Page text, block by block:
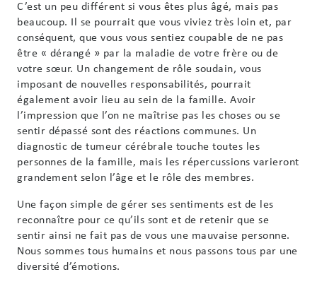
C’est un peu différent si vous êtes plus âgé, mais pas
beaucoup. Il se pourrait que vous viviez très loin et, par
conséquent, que vous vous sentiez coupable de ne pas
être « dérangé » par la maladie de votre frère ou de
votre sœur. Un changement de rôle soudain, vous
imposant de nouvelles responsabilités, pourrait
également avoir lieu au sein de la famille. Avoir
l’impression que l’on ne maîtrise pas les choses ou se
sentir dépassé sont des réactions communes. Un
diagnostic de tumeur cérébrale touche toutes les
personnes de la famille, mais les répercussions varieront
grandement selon l’âge et le rôle des membres.
Une façon simple de gérer ses sentiments est de les
reconnaître pour ce qu’ils sont et de retenir que se
sentir ainsi ne fait pas de vous une mauvaise personne.
Nous sommes tous humains et nous passons tous par une
diversité d’émotions.